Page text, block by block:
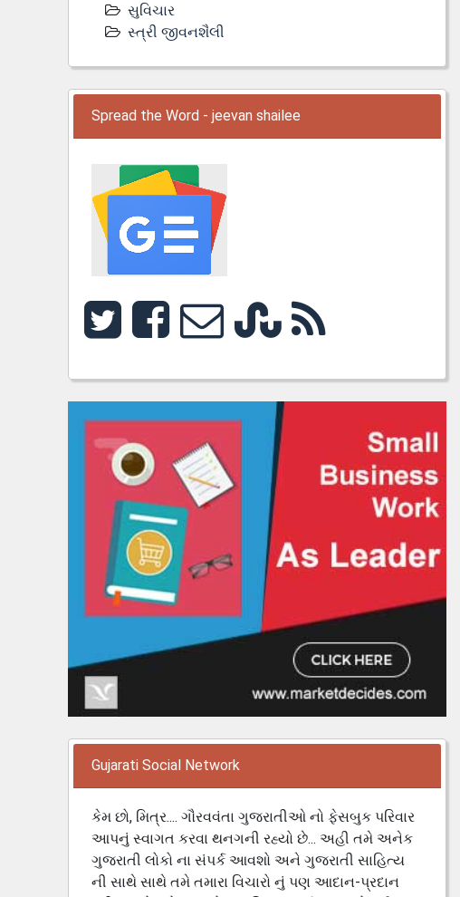
સુવિચાર
સ્ત્રી જીવનશૈલી
Spread the Word - jeevan shailee
Gujarati Social Network
કેમ છો, મિત્ર.... ગૌરવવંતા ગુજરાતીઓ નો ફેસબુક પરિવાર
આપનું સ્વાગત કરવા થનગની રહ્યો છે... અહી તમે અનેક
ગુજરાતી લોકો ના સંપર્ક આવશો અને ગુજરાતી સાહિત્ય
ની સાથે સાથે તમે તમારા વિચારો નું પણ આદાન-પ્રદાન